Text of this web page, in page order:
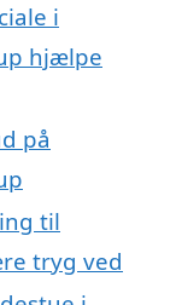
i
hjælpe
på
til
tryg ved